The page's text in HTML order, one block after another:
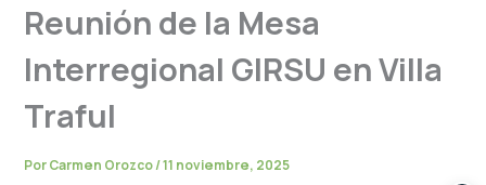
Reunión de la Mesa
Interregional GIRSU en Villa
Traful
PorCarmen Orozco/11 noviembre, 2025